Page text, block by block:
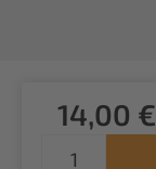
14,00 €